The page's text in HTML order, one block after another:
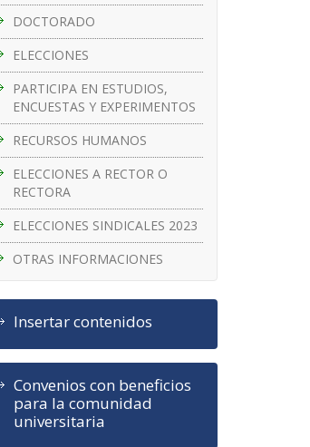
DOCTORADO
ELECCIONES
PARTICIPA EN ESTUDIOS,
ENCUESTAS Y EXPERIMENTOS
RECURSOS HUMANOS
ELECCIONES A RECTOR O
RECTORA
ELECCIONES SINDICALES 2023
OTRAS INFORMACIONES
Insertar contenidos
Convenios con beneficios
para la comunidad
universitaria